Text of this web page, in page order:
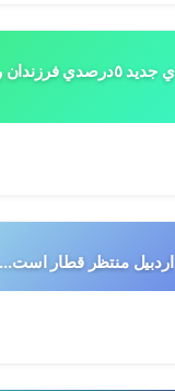
اعتراض به سهميه ي جديد
اردبیل منتظر قطار است...